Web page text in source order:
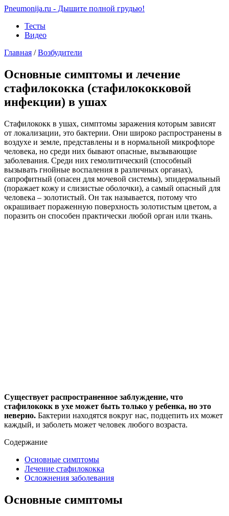
Pneumonija.ru - Дышите полной грудью!
Тесты
Видео
Главная / Возбудители
Основные симптомы и лечение
стафилококка (стафилококковой
инфекции) в ушах
Стафилококк в ушах, симптомы заражения которым зависят
от локализации, это бактерии. Они широко распространены в
воздухе и земле, представлены и в нормальной микрофлоре
человека, но среди них бывают опасные, вызывающие
заболевания. Среди них гемолитический (способный
вызывать гнойные воспаления в различных органах),
сапрофитный (опасен для мочевой системы), эпидермальный
(поражает кожу и слизистые оболочки), а самый опасный для
человека – золотистый. Он так называется, потому что
окрашивает пораженную поверхность золотистым цветом, а
поразить он способен практически любой орган или ткань.
Существует распространенное заблуждение, что
стафилококк в ухе может быть только у ребенка, но это
неверно. Бактерии находятся вокруг нас, подцепить их может
каждый, и заболеть может человек любого возраста.
Содержание
Основные симптомы
Лечение стафилококка
Осложнения заболевания
Основные симптомы